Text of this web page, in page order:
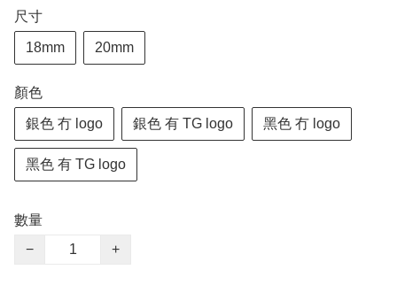
尺寸
18mm 20mm
顏色
銀色 冇 logo 銀色 有 TG logo 黑色 冇 logo
黑色 有 TG logo
數量
−
+